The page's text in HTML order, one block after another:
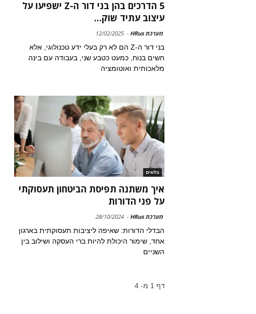
5 הדרכים בהן בני דור ה-Z ישפיעו על
עיצוב עתיד שוק...
מערכת HRus -
12/02/2025
בני דור ה-Z הם לא רק בעלי ידע טכנולוגי, אלא
חשים בנוח, כמעט כטבע שני, בעבודה עם בינה
מלאכותית ואוטומציה
בלוגים
איך משתנה תפיסת הביטחון תעסוקתי
על פני הדורות
מערכת HRus -
28/10/2024
הבדלי הדורות: שאיפה ליציבות תעסוקתית בארגון
אחד, שימור היכולת להיות ברי העסקה ושילוב בין
השניים
דף 1 מ- 4